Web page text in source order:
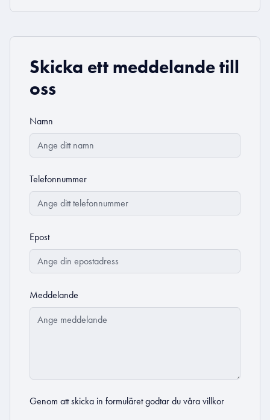
Skicka ett meddelande till
oss
Namn
Telefonnummer
Epost
Meddelande
Genom att skicka in formuläret godtar du våra villkor